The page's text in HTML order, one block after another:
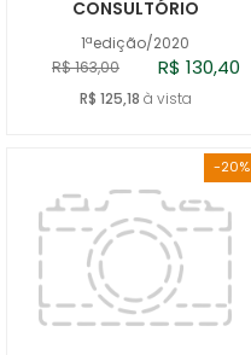
1ªedição/2020
CONSULTÓRIO
R$ 163,00 R$ 130,40
R$ 125,18 à vista
-20%